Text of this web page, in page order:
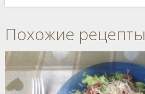
Похожие рецепты